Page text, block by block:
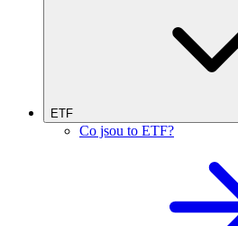
ETF
Co jsou to ETF?